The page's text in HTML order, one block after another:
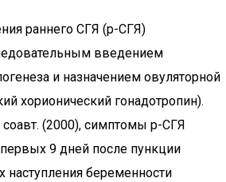
раннего СГЯ (р-СГЯ)
введением
и назначением овуляторной
хорионический гонадотропин).
соавт. (2000), симптомы р-СГЯ
9 дней после пункции
наступления беременности